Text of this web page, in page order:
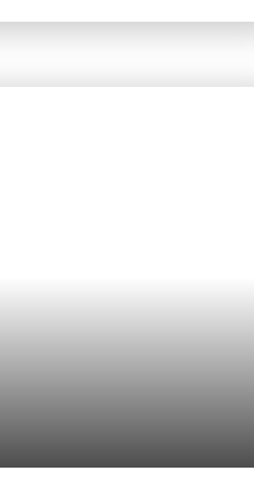
euros.